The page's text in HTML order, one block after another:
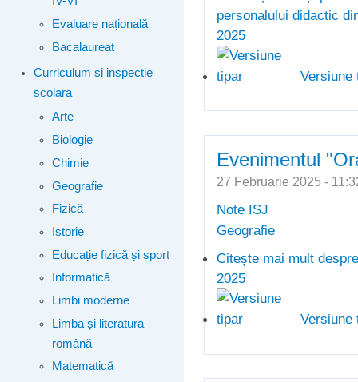
Evaluare națională
Bacalaureat
Curriculum si inspectie
scolara
Arte
Biologie
Chimie
Geografie
Fizică
Istorie
Educație fizică și sport
Informatică
Limbi moderne
Limba și literatura
română
Matematică
personalului didactic
2025
Versiune
Evenimentul
27 Februarie 2025 -
Note ISJ
Geografie
Citește mai mult
2025
Versiune